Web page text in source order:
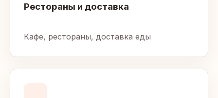
Рестораны и доставка
Кафе, рестораны, доставка еды